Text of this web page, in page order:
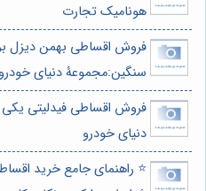
هونامیک تجارت
فروش اقساطی بهمن دیزل
سنگین:مجموعۀ دنیای خودرو
فروش اقساطی فیدلیتی
دنیای خودرو
⭐️ راهنمای جامع خرید